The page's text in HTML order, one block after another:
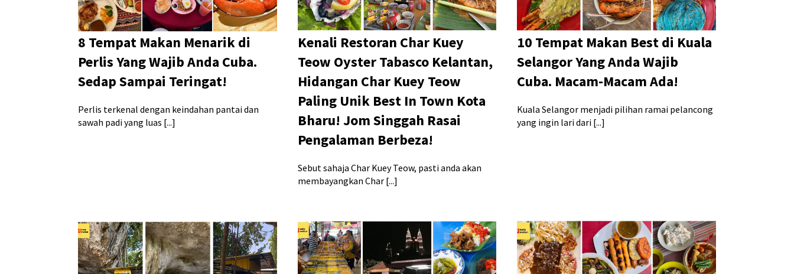
8 Tempat Makan Menarik di
Perlis Yang Wajib Anda Cuba.
Sedap Sampai Teringat!
Perlis terkenal dengan keindahan pantai dan
sawah padi yang luas [...]
Kenali Restoran Char Kuey
Teow Oyster Tabasco Kelantan,
Hidangan Char Kuey Teow
Paling Unik Best In Town Kota
Bharu! Jom Singgah Rasai
Pengalaman Berbeza!
Sebut sahaja Char Kuey Teow, pasti anda akan
membayangkan Char [...]
10 Tempat Makan Best di Kuala
Selangor Yang Anda Wajib
Cuba. Macam-Macam Ada!
Kuala Selangor menjadi pilihan ramai pelancong
yang ingin lari dari [...]